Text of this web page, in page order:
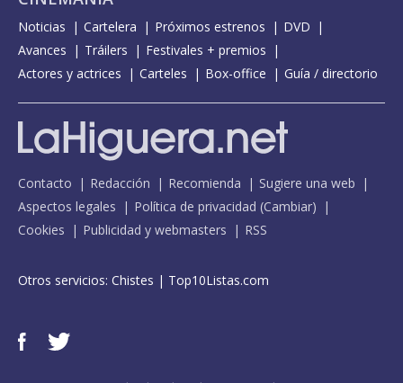
Noticias Cartelera Próximos estrenos
DVD
Avances
Tráilers
Festivales + premios
Actores y actrices
Carteles Box-office Guía / directorio
Contacto Redacción Recomienda
Sugiere una web
Aspectos legales
Política de privacidad (Cambiar)
Cookies
Publicidad y webmasters RSS
Otros servicios: Chistes | Top10Listas.com